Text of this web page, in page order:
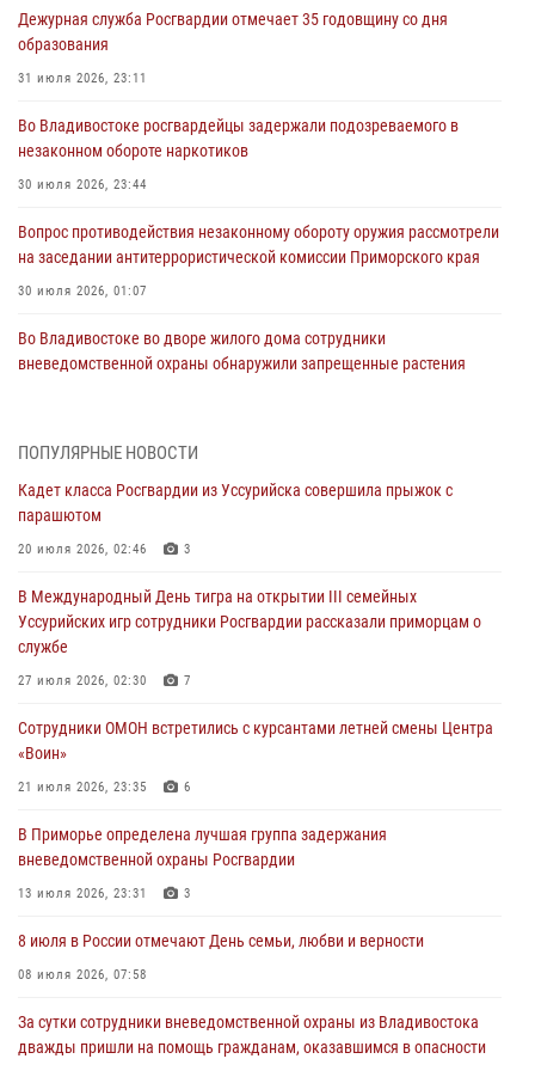
Дежурная служба Росгвардии отмечает 35 годовщину со дня
образования
31 июля 2026, 23:11
Во Владивостоке росгвардейцы задержали подозреваемого в
незаконном обороте наркотиков
30 июля 2026, 23:44
Вопрос противодействия незаконному обороту оружия рассмотрели
на заседании антитеррористической комиссии Приморского края
30 июля 2026, 01:07
Во Владивостоке во дворе жилого дома сотрудники
вневедомственной охраны обнаружили запрещенные растения
В День Крещения Руси в Князь-Владимирском храме – Главном
ходом
28 июля 2026, 10:29
посвященном Дню Крещения Руси
28 июля 2026, 05:39
В Международный День тигра на открытии III семейных
службе
разрешительной работы Росгвардии напомнили гражданам, как
сдать оружие за вознаграждение
23 июля 2026, 22:45
ПОПУЛЯРНЫЕ НОВОСТИ
Кадет класса Росгвардии из Уссурийска совершила прыжок с
парашютом
20 июля 2026, 02:46 3
В Международный День тигра на открытии III семейных
Уссурийских игр сотрудники Росгвардии рассказали приморцам о
службе
27 июля 2026, 02:30 7
Сотрудники ОМОН встретились с курсантами летней смены Центра
«Воин»
21 июля 2026, 23:35 6
В Приморье определена лучшая группа задержания
вневедомственной охраны Росгвардии
13 июля 2026, 23:31 3
8 июля в России отмечают День семьи, любви и верности
08 июля 2026, 07:58
За сутки сотрудники вневедомственной охраны из Владивостока
дважды пришли на помощь гражданам, оказавшимся в опасности